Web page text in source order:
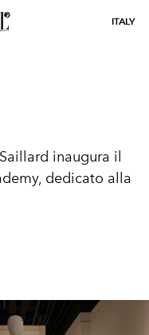
ITALY
inaugura il
dedicato alla